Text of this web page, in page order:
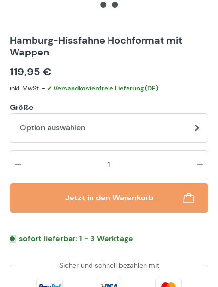
Hamburg-Hissfahne Hochformat mit
Wappen
119,95 €
inkl. MwSt. - ✓ Versandkostenfreie Lieferung (DE)
Größe
Option auswählen
Jetzt in den Warenkorb
sofort lieferbar: 1 - 3 Werktage
Sicher und schnell bezahlen mit